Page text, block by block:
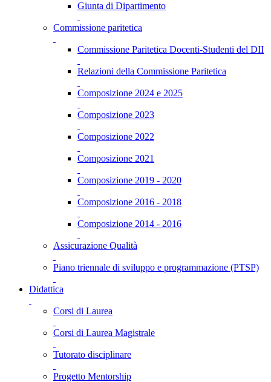
Giunta di Dipartimento
Commissione paritetica
Commissione Paritetica Docenti-Studenti del DII
Relazioni della Commissione Paritetica
Composizione 2024 e 2025
Composizione 2023
Composizione 2022
Composizione 2021
Composizione 2019 - 2020
Composizione 2016 - 2018
Composizione 2014 - 2016
Assicurazione Qualità
Piano triennale di sviluppo e programmazione (PTSP)
Didattica
Corsi di Laurea
Corsi di Laurea Magistrale
Tutorato disciplinare
Progetto Mentorship